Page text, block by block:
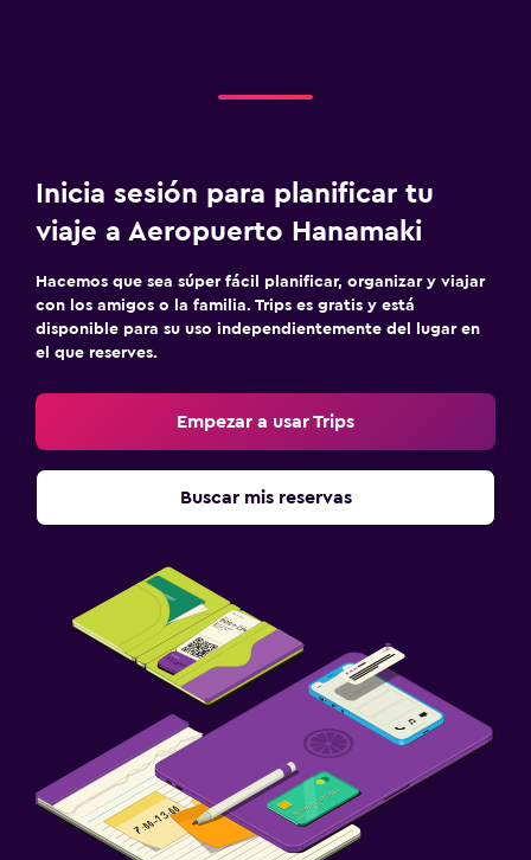
Inicia sesión para planificar tu
viaje a Aeropuerto Hanamaki
Hacemos que sea súper fácil planificar, organizar y viajar
con los amigos o la familia. Trips es gratis y está
disponible para su uso independientemente del lugar en
el que reserves.
Empezar a usar Trips
Buscar mis reservas